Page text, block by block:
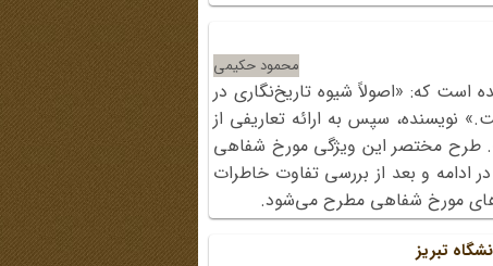
محمود حکیمی
است که: «اصولاً شیوه تاریخ‌نگاری در
نویسنده، سپس به ارائه تعاریفی از
طرح مختصر این ویژگی مورخ شفاهی
و بعد از بررسی تفاوت خاطرات
مورخ شفاهی مطرح می‌شود.